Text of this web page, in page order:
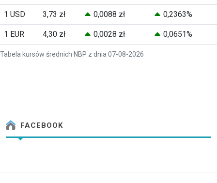
Tabela kursów średnich NBP z dnia 07-08-2026
1 USD 3,73 zł 0,0088 zł 0,2363%
1 EUR 4,30 zł 0,0028 zł 0,0651%
FACEBOOK